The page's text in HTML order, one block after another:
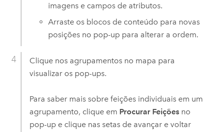
imagens e campos de atributos.
Arraste os blocos de conteúdo para novas
posições no pop-up para alterar a ordem.
Clique nos agrupamentos no mapa para
visualizar os pop-ups.
Para saber mais sobre feições individuais em um
agrupamento, clique em Procurar Feiçõesno
pop-up e clique nas setas de avançar e voltar